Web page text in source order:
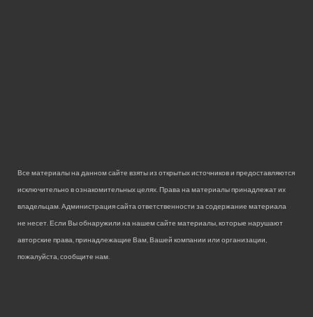
Все материалы на данном сайте взяты из открытых источников и предоставляются
исключительно в ознакомительных целях. Права на материалы принадлежат их
владельцам. Администрация сайта ответственности за содержание материала
не несет. Если Вы обнаружили на нашем сайте материалы, которые нарушают
авторские права, принадлежащие Вам, Вашей компании или организации,
пожалуйста, сообщите нам.